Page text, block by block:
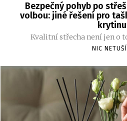
Bezpečný pohyb po
volbou: jiné řešení pro
krytinu
Kvalitní střecha není jen o
NIC